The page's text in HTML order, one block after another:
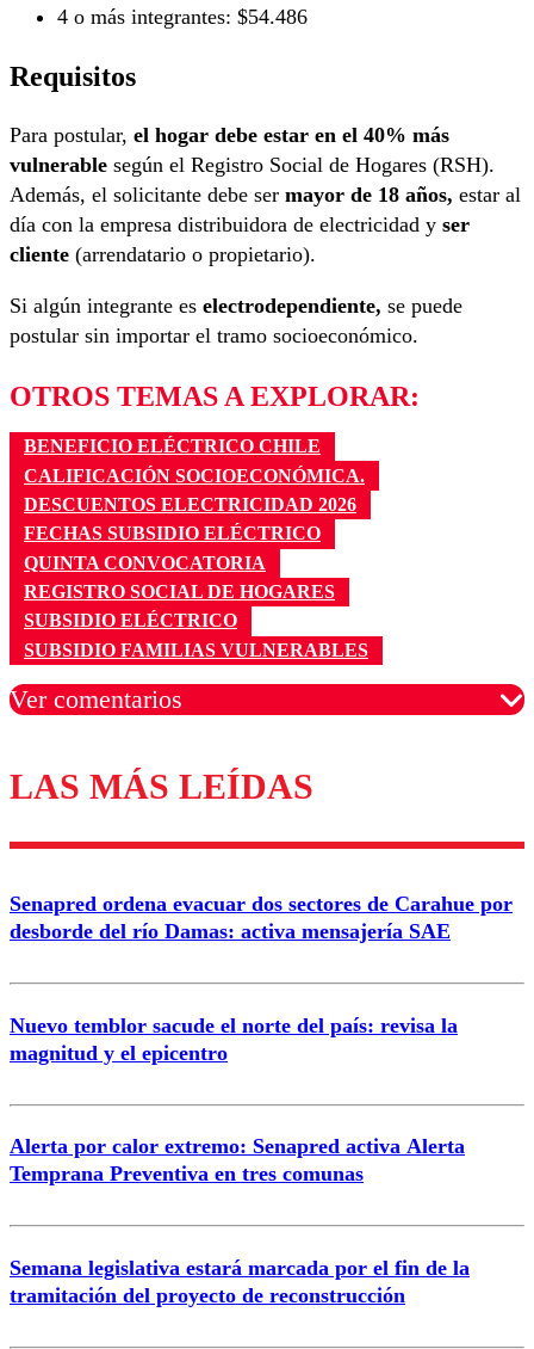
4 o más integrantes: $54.486
Requisitos
Para postular, el hogar debe estar en el 40% más
vulnerable según el Registro Social de Hogares (RSH).
Además, el solicitante debe ser mayor de 18 años, estar al
día con la empresa distribuidora de electricidad y ser
cliente (arrendatario o propietario).
Si algún integrante es electrodependiente, se puede
postular sin importar el tramo socioeconómico.
OTROS TEMAS A EXPLORAR:
BENEFICIO ELÉCTRICO CHILE
CALIFICACIÓN SOCIOECONÓMICA.
DESCUENTOS ELECTRICIDAD 2026
FECHAS SUBSIDIO ELÉCTRICO
QUINTA CONVOCATORIA
REGISTRO SOCIAL DE HOGARES
SUBSIDIO ELÉCTRICO
SUBSIDIO FAMILIAS VULNERABLES
Ver comentarios
Los comentarios son moderados para garantizar un
diálogo respetuoso.
Correo
LAS MÁS LEÍDAS
Senapred ordena evacuar dos sectores de Carahue por
desborde del río Damas: activa mensajería SAE
Nuevo temblor sacude el norte del país: revisa la
magnitud y el epicentro
Alerta por calor extremo: Senapred activa Alerta
Temprana Preventiva en tres comunas
Semana legislativa estará marcada por el fin de la
tramitación del proyecto de reconstrucción